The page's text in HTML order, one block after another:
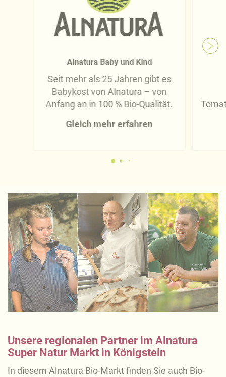
Alnatura Baby und Kind
Seit mehr als 25 Jahren gibt es
Babykost von Alnatura – von
Anfang an in 100 % Bio-Qualität.
Gleich mehr erfahren
Unsere regionalen Partner im Alnatura
Super Natur Markt in Königstein
In diesem Alnatura Bio-Markt finden Sie auch Bio-